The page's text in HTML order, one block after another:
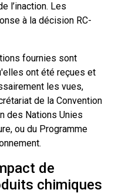
l’inaction. Les
à la décision RC-
fournies sont
ont été reçues et
les vues,
de la Convention
des Nations Unies
ou du Programme
de
chimiques